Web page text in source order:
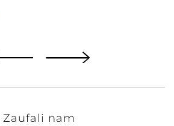
Zaufali nam